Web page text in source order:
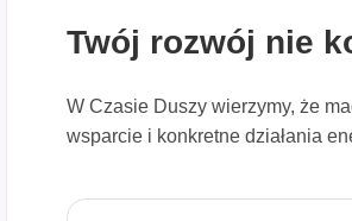
Twój rozwój nie
W Czasie Duszy wierzymy, że
wsparcie i konkretne działania